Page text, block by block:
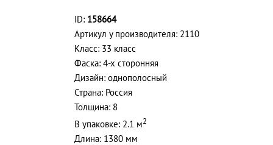
ID: 158664
Артикул у производителя: 2110
Класс: 33 класс
Фаска: 4-х сторонняя
Дизайн: однополосный
Страна: Россия
Толщина: 8
В упаковке: 2.1 м2
Длина: 1380 мм